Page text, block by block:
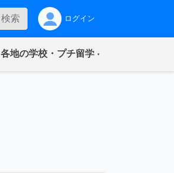
検索 ログイン
各地の学校・プチ留学(current)